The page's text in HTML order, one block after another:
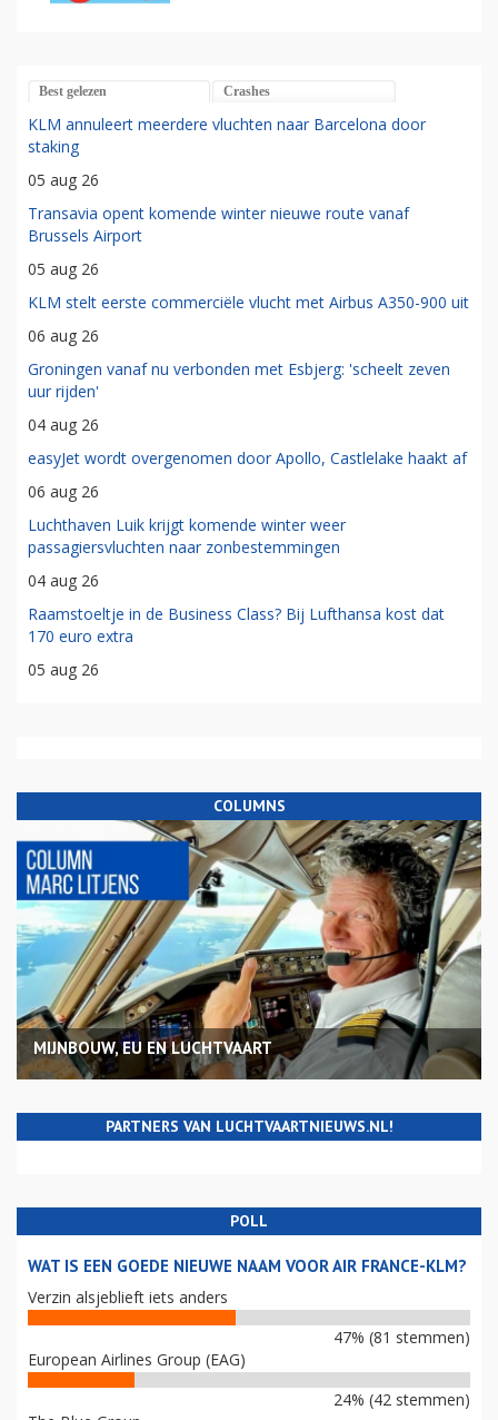
Best gelezen Crashes
KLM annuleert meerdere vluchten naar Barcelona door
staking
05 aug 26
Transavia opent komende winter nieuwe route vanaf
Brussels Airport
05 aug 26
KLM stelt eerste commerciële vlucht met Airbus A350-900 uit
06 aug 26
Groningen vanaf nu verbonden met Esbjerg: 'scheelt zeven
uur rijden'
04 aug 26
easyJet wordt overgenomen door Apollo, Castlelake haakt af
06 aug 26
Luchthaven Luik krijgt komende winter weer
passagiersvluchten naar zonbestemmingen
04 aug 26
Raamstoeltje in de Business Class? Bij Lufthansa kost dat
170 euro extra
05 aug 26
COLUMNS
MIJNBOUW, EU EN LUCHTVAART
PARTNERS VAN LUCHTVAARTNIEUWS.NL!
POLL
WAT IS EEN GOEDE NIEUWE NAAM VOOR AIR FRANCE-KLM?
Verzin alsjeblieft iets anders
47% (81 stemmen)
European Airlines Group (EAG)
24% (42 stemmen)